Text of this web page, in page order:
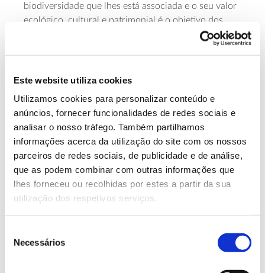
Este website utiliza cookies
Utilizamos cookies para personalizar conteúdo e
anúncios, fornecer funcionalidades de redes sociais e
analisar o nosso tráfego. Também partilhamos
informações acerca da utilização do site com os nossos
parceiros de redes sociais, de publicidade e de análise,
que as podem combinar com outras informações que
lhes forneceu ou recolhidas por estes a partir da sua
utilização dos respetivos serviços.
Necessários
biodiversidade que lhes está associada e o seu valor
ecológico, cultural e patrimonial é o objetivo dos
passeios interpretativos que a Associação Verde está
a promover no verão de 2026. No dia 3 de julho, o
20h00. Os percursos não excedem os cinco
Saiba mais e faça a sua inscrição
13.07.2026
Genoma do priolo e de outras espécies em risco:
conhecer para conservar